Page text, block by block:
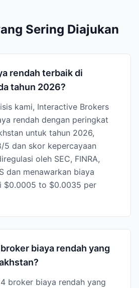
Sering Diajukan
rendah terbaik di
tahun 2026?
kami, Interactive Brokers
rendah dengan peringkat
untuk tahun 2026,
5 dan skor kepercayaan
oleh SEC, FINRA,
dan menawarkan biaya
$0.0005 to $0.0035 per
biaya rendah yang
broker biaya rendah yang